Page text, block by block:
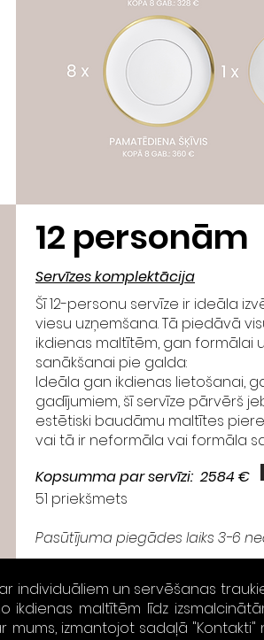
12 personām
Servīzes komplektācija
Šī 12-personu servīze ir ideāla
viesu uzņemšana. Tā piedāvā
ikdienas maltītēm, gan formālai
sanākšanai pie galda:
Ideāla gan ikdienas lietošanai,
gadījumiem, šī servīze pārvērš
estētiski baudāmu maltītes
vai tā ir neformāla vai formāla
Kopsumma par servīzi: 2584 €
51 priekšmets
Pasūtījuma piegādes laiks 3-6
individuāliem un servēšanas
ikdienas maltītēm līdz
mums, izmantojot sadaļā